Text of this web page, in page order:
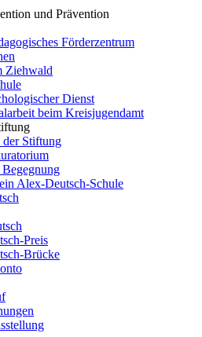
und Prävention
Förderzentrum
Ziehwald
Dienst
beim Kreisjugendamt
Stiftung
Alex-Deutsch-Schule
Preis
Brücke